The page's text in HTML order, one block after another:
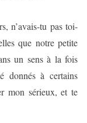
n’avais-tu pas toi-
que notre petite
un sens à la fois
donnés à certains
mon sérieux, et te